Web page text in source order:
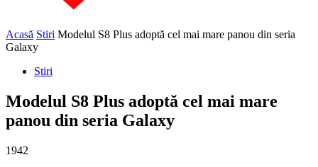
Acasă Stiri Modelul S8 Plus adoptă cel mai mare panou din seria
Galaxy
Stiri
Modelul S8 Plus adoptă cel mai mare
panou din seria Galaxy
1942